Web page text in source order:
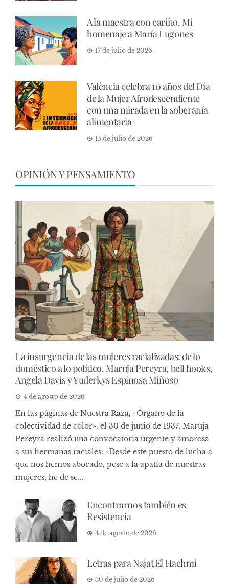
A la maestra con cariño. Mi
homenaje a María Lugones
17 de julio de 2026
València celebra 10 años del Día
de la Mujer Afrodescendiente
con una mirada en la soberanía
alimentaria
15 de julio de 2026
OPINIÓN Y PENSAMIENTO
La insurgencia de las mujeres racializadas: de lo
doméstico a lo político. Maruja Pereyra, bell hooks,
Angela Davis y Yuderkys Espinosa Miñoso
4 de agosto de 2026
En las páginas de Nuestra Raza, «Órgano de la
colectividad de color», el 30 de junio de 1937, Maruja
Pereyra realizó una convocatoria urgente y amorosa
a sus hermanas raciales: «Desde este puesto de lucha a
que nos hemos abocado, pese a la apatía de nuestras
mujeres, he de se...
Encontrarnos también es
Resistencia
4 de agosto de 2026
Letras para Najat El Hachmi
30 de julio de 2026